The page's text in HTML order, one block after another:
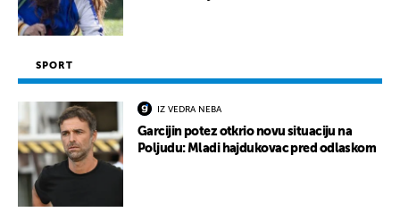
SPORT
IZ VEDRA NEBA
Garcijin potez otkrio novu situaciju na
Poljudu: Mladi hajdukovac pred odlaskom